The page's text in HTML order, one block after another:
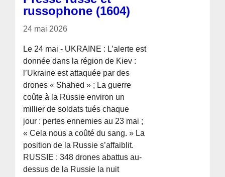
russophone (1604)
24 mai 2026
Le 24 mai - UKRAINE : L’alerte est
donnée dans la région de Kiev :
l’Ukraine est attaquée par des
drones « Shahed » ; La guerre
coûte à la Russie environ un
millier de soldats tués chaque
jour : pertes ennemies au 23 mai ;
« Cela nous a coûté du sang. » La
position de la Russie s’affaiblit.
RUSSIE : 348 drones abattus au-
dessus de la Russie la nuit